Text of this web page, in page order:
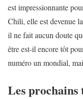
est impressionnante
Chili, elle est devenue
il ne fait aucun doute
être est-il encore tôt
numéro un mondial,
Les